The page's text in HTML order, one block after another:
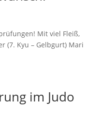
Mit viel Fleiß,
(7. Kyu – Gelbgurt) Mari
im Judo